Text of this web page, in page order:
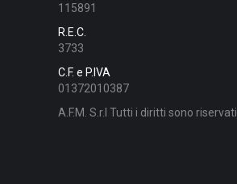
115891
R.E.C.
3733
C.F. e P.IVA
01372010387
A.F.M. S.r.l Tutti i diritti sono riservati